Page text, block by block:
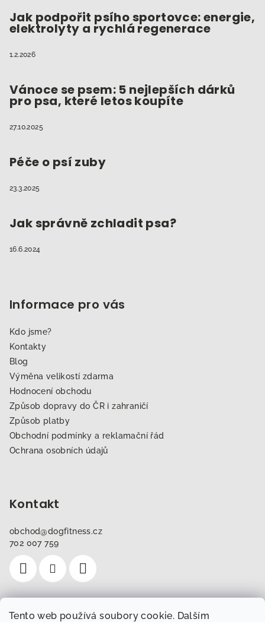
Tento web používá soubory cookie. Dalším
Jak podpořit psího sportovce: energie,
elektrolyty a rychlá regenerace
1.2.2026
Vánoce se psem: 5 nejlepších dárků
pro psa, které letos koupíte
27.10.2025
Péče o psí zuby
23.3.2025
Jak správně zchladit psa?
16.6.2024
Informace pro vás
Kdo jsme?
Kontakty
Blog
Výměna velikostí zdarma
Hodnocení obchodu
Způsob dopravy do ČR i zahraničí
Způsob platby
Obchodní podmínky a reklamační řád
Ochrana osobních údajů
Kontakt
obchod@dogfitness.cz
702 007 759